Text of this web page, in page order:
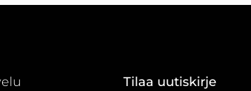
Tilaa uutiskirje